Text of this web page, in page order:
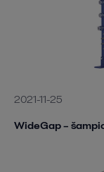
2021-11-25
WideGap –